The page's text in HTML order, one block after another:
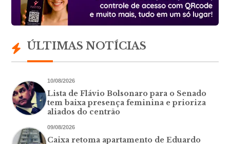
ÚLTIMAS NOTÍCIAS
10/08/2026
Lista de Flávio Bolsonaro para o Senado
tem baixa presença feminina e prioriza
aliados do centrão
09/08/2026
Caixa retoma apartamento de Eduardo